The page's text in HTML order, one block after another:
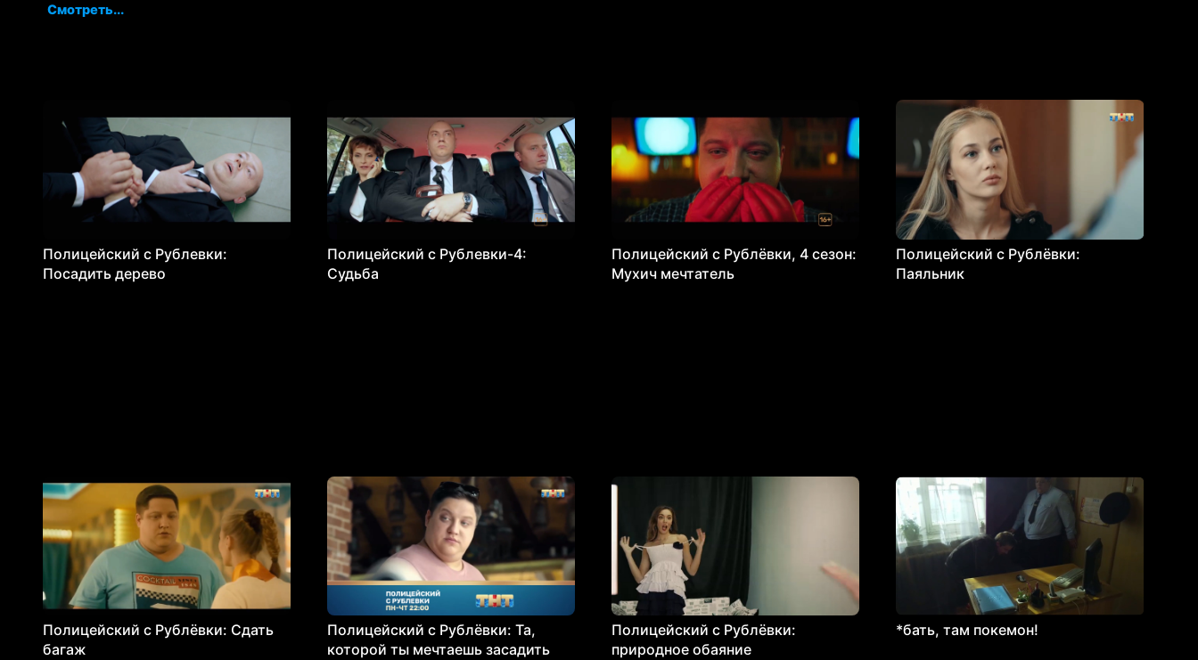
Смотреть...
Полицейский с Рублевки:
Посадить дерево
Полицейский с Рублевки-4:
Судьба
Полицейский с Рублёвки, 4 сезон:
Мухич мечтатель
Полицейский с Рублёвки:
Паяльник
Полицейский с Рублёвки: Сдать
багаж
Полицейский с Рублёвки: Та,
которой ты мечтаешь засадить
Полицейский с Рублёвки:
природное обаяние
*бать, там покемон!